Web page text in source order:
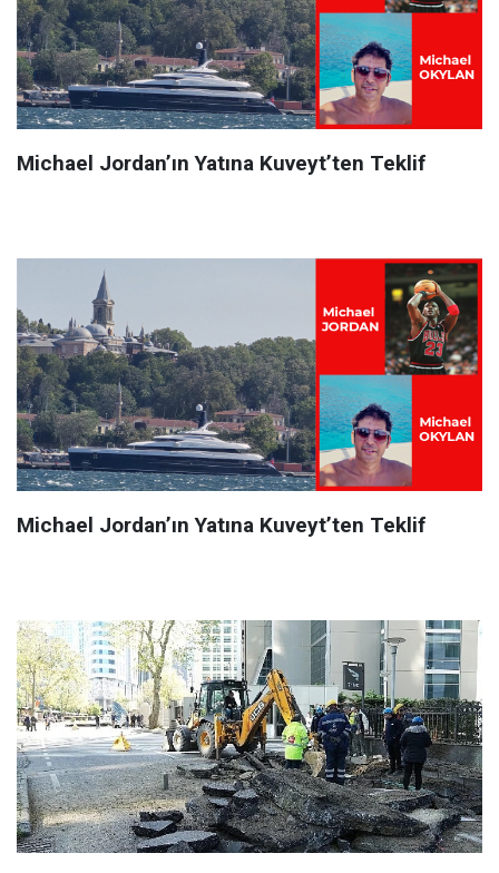
Michael Jordan’ın Yatına Kuveyt’ten Teklif
Michael Jordan’ın Yatına Kuveyt’ten Teklif